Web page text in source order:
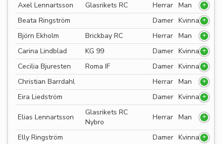
Axel Lennartsson
Glasrikets RC Herrar Man
Beata Ringström
Damer Kvinna
Björn Ekholm
Brickbay RC Herrar Man
Carina Lindblad
KG 99 Damer Kvinna
Cecilia Bjuresten
Roma IF Damer Kvinna
Christian Barrdahl
Herrar Man
Eira Liedström
Damer Kvinna
Elias Lennartsson
Glasrikets RC
Nybro
Herrar Man
Elly Ringström Damer Kvinna